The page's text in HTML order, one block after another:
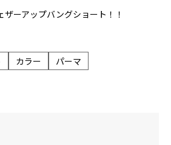
ーアップバングショート！！
カラー
パーマ